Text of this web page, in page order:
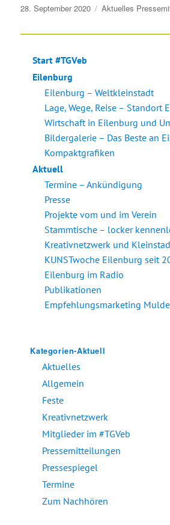
Veröffentlicht
28. September 2020 Aktuelles
Start #TGVeb
Eilenburg
Eilenburg – Weltkleinstadt
Lage, Wege, Reise – Standort
Wirtschaft in Eilenburg und
Bildergalerie – Das Beste an
Kompaktgrafiken
Aktuell
Termine – Ankündigung
Presse
Projekte vom und im Verein
Stammtische – locker
Kreativnetzwerk und
KUNSTwoche Eilenburg seit
Eilenburg im Radio
Publikationen
Empfehlungsmarketing
Kategorien-Aktuell
Aktuelles
Allgemein
Feste
Kreativnetzwerk
Mitglieder im #TGVeb
Pressemitteilungen
Pressespiegel
Termine
Zum Nachhören